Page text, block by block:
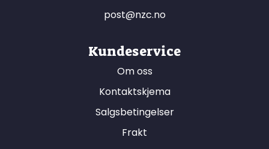
post@nzc.no
Kundeservice
Om oss
Kontaktskjema
Salgsbetingelser
Frakt